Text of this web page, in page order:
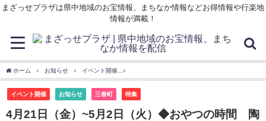
まざっせプラザは県中地域のお宝情報、まちなか情報などお得情報や行楽地
情報が満載！
ホーム お知らせ イベント開催
イベント開催 お知らせ 三春町 特集
4月21日（金）~5月2日（火）◆おやつの時間 陶